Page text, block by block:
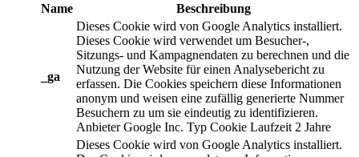
Name
Beschreibung
_ga
Dieses Cookie wird von Google Analytics installiert.
Dieses Cookie wird verwendet um Besucher-,
Sitzungs- und Kampagnendaten zu berechnen und die
Nutzung der Website für einen Analysebericht zu
erfassen. Die Cookies speichern diese Informationen
anonym und weisen eine zufällig generierte Nummer
Besuchern zu um sie eindeutig zu identifizieren.
Anbieter Google Inc. Typ Cookie Laufzeit 2 Jahre
Dieses Cookie wird von Google Analytics installiert.